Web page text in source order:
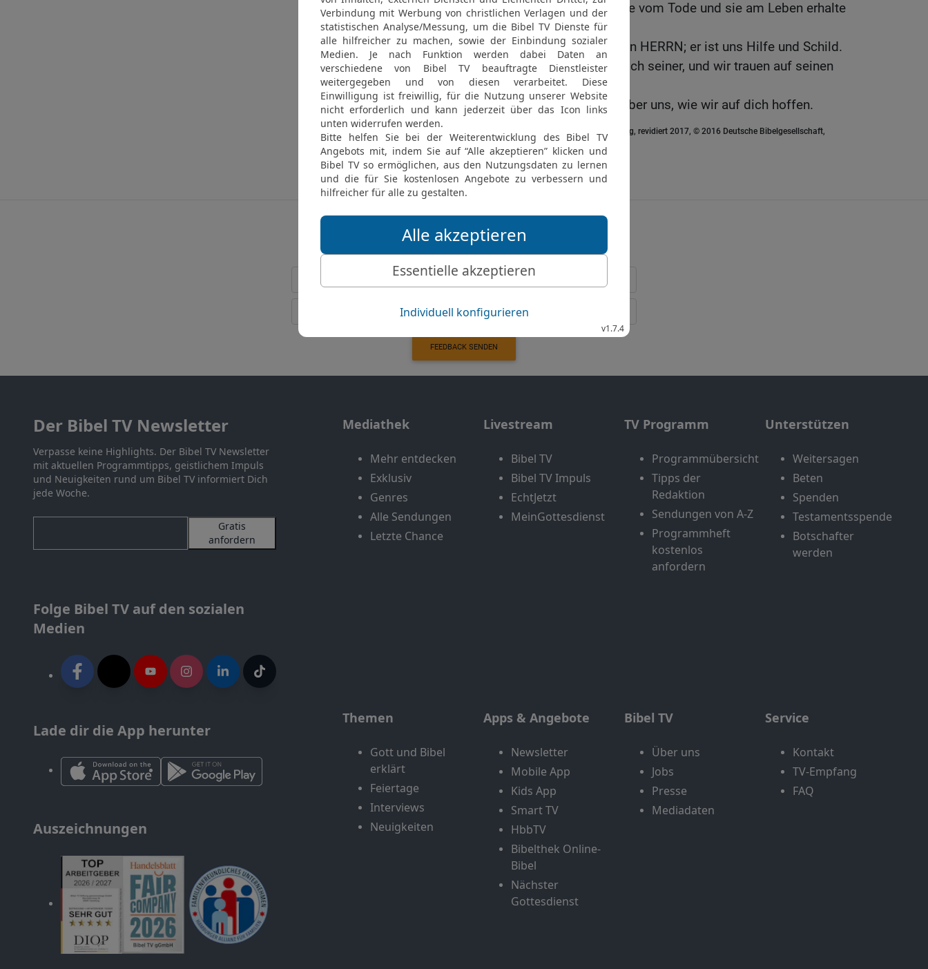
19 dass er ihre Seele errette vom Tode und sie am Leben erhalte
in Hungersnot.
20 Unsre Seele harrt auf den HERRN; er ist uns Hilfe und Schild.
21 Denn unser Herz freut sich seiner, und wir trauen auf seinen
heiligen Namen.
22 Deine Güte, HERR, sei über uns, wie wir auf dich hoffen.
Die Bibel nach Martin Luthers Übersetzung, revidiert 2017, © 2016 Deutsche Bibelgesellschaft,
Stuttgart
Möchtest du uns Feedback geben?
Bewertung der Bibelthek
FEEDBACK SENDEN
Der Bibel TV Newsletter
Verpasse keine Highlights. Der Bibel TV Newsletter
mit aktuellen Programmtipps, geistlichem Impuls
und Neuigkeiten rund um Bibel TV informiert Dich
jede Woche.
Gratis
anfordern
Folge Bibel TV auf den sozialen
Medien
Lade dir die App herunter
Auszeichnungen
Mediathek
Mehr entdecken
Exklusiv
Genres
Alle Sendungen
Letzte Chance
Livestream
Bibel TV
Bibel TV Impuls
EchtJetzt
MeinGottesdienst
TV Programm
Programmübersicht
Tipps der
Redaktion
Sendungen von A-Z
Programmheft
kostenlos
anfordern
Unterstützen
Weitersagen
Beten
Spenden
Testamentsspende
Botschafter
werden
Themen
Gott und Bibel
erklärt
Feiertage
Interviews
Neuigkeiten
Apps & Angebote
Newsletter
Mobile App
Kids App
Smart TV
HbbTV
Bibelthek Online-
Bibel
Nächster
Gottesdienst
Bibel TV
Über uns
Jobs
Presse
Mediadaten
Service
Kontakt
TV-Empfang
FAQ